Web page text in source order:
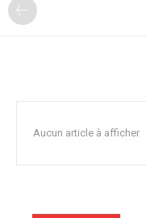
Aucun article à afficher